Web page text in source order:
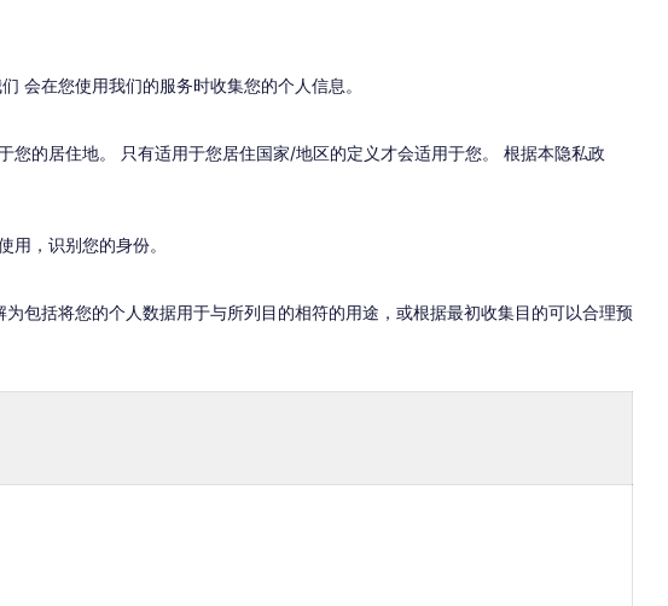
会在您使用我们的服务时收集您的个人信息。
的居住地。 只有适用于您居住国家/地区的定义才会适用于您。 根据本隐私政
，识别您的身份。
包括将您的个人数据用于与所列目的相符的用途，或根据最初收集目的可以合理预